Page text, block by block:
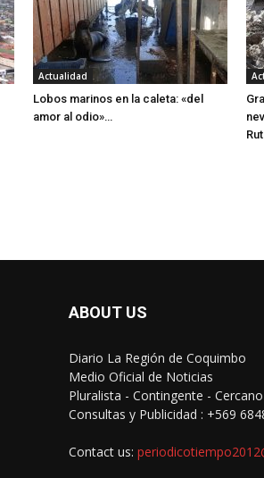
Actualidad
Lobos marinos en la caleta: «del
amor al odio»…
ABOUT US
Diario La Región de Coquimbo
Medio Oficial de Noticias
Pluralista - Contingente -
Consultas y Publicidad : +569
Contact us: